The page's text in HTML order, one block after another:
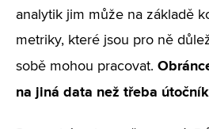
analytik jim může na základě
metriky, které jsou pro ně
sobě mohou pracovat.
na jiná data než třeba